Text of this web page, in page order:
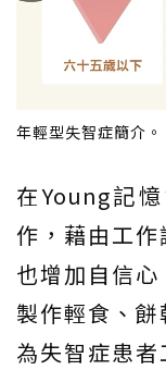
年輕型失智症簡介
在Young記
作，藉由工作
也增加自信
製作輕食、
為失智症患